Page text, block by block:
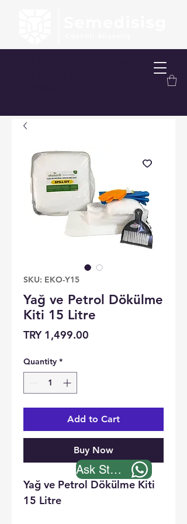
FREE SHIPPING OVER 200.00 TL
FREE DELIVERY OPTION WITHIN
SKU: EKO-Y15
Yağ ve Petrol Dökülme
Kiti 15 Litre
TRY 1,499.00
Quantity *
Add to Cart
Buy Now
Yağ ve Petrol Dökülme Kiti
15 Litre
Ask Stock